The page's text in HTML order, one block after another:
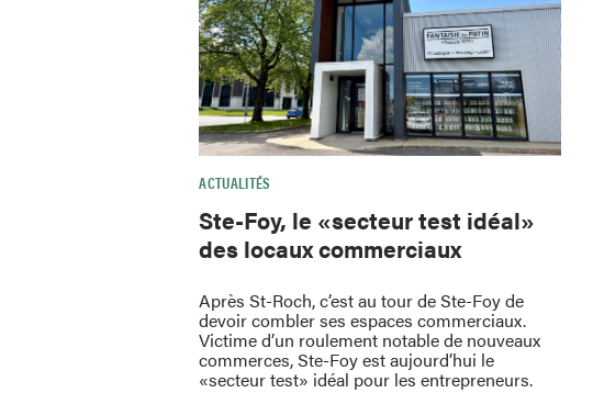
ACTUALITÉS
Ste-Foy, le «secteur test idéal»
des locaux commerciaux
Après St-Roch, c’est au tour de Ste-Foy de
devoir combler ses espaces commerciaux.
Victime d’un roulement notable de nouveaux
commerces, Ste-Foy est aujourd’hui le
«secteur test» idéal pour les entrepreneurs.